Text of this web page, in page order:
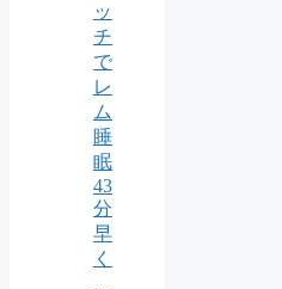
ッ
チ
で
レ
ム
睡
眠
43
分
早
く